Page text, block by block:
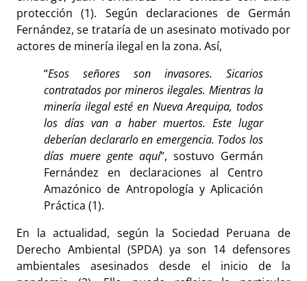
protección (1). Según declaraciones de Germán
Fernández, se trataría de un asesinato motivado por
actores de minería ilegal en la zona. Así,
“Esos señores son invasores. Sicarios
contratados por mineros ilegales. Mientras la
minería ilegal esté en Nueva Arequipa, todos
los días van a haber muertos. Este lugar
deberían declararlo en emergencia. Todos los
días muere gente aquí”, sostuvo Germán
Fernández en declaraciones al Centro
Amazónico de Antropología y Aplicación
Práctica (1).
En la actualidad, según la Sociedad Peruana de
Derecho Ambiental (SPDA) ya son 14 defensores
ambientales asesinados desde el inicio de la